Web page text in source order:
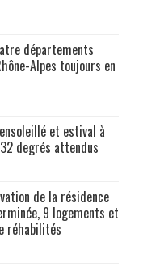
départements
Alpes toujours en
et estival à
degrés attendus
de la résidence
9 logements et
réhabilités